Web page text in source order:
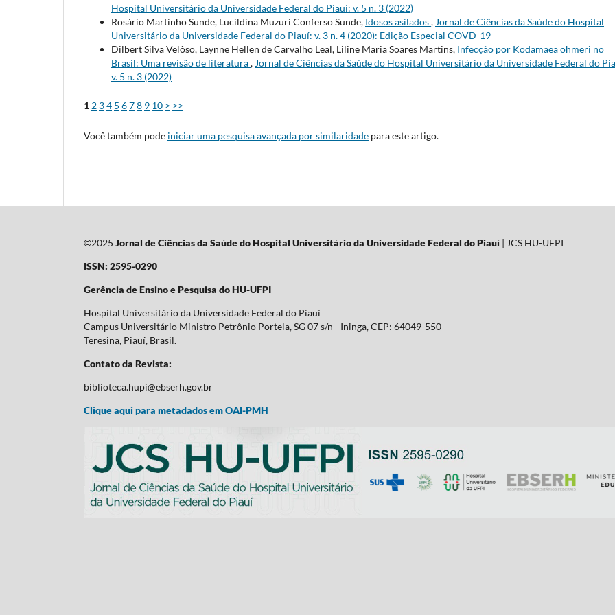
Hospital Universitário da Universidade Federal do Piauí: v. 5 n. 3 (2022)
Rosário Martinho Sunde, Lucildina Muzuri Conferso Sunde, Idosos asilados, Jornal de Ciências da Saúde do Hospital
Universitário da Universidade Federal do Piauí: v. 3 n. 4 (2020): Edição Especial COVD-19
Dilbert Silva Velôso, Laynne Hellen de Carvalho Leal, Liline Maria Soares Martins, Infecção por Kodamaea ohmeri no
Brasil: Uma revisão de literatura, Jornal de Ciências da Saúde do Hospital Universitário da Universidade Federal do
v. 5 n. 3 (2022)
1 2 34 5 678 9 10 > >>
Você também pode iniciar uma pesquisa avançada por similaridade para este artigo.
©2025 Jornal de Ciências da Saúde do Hospital Universitário da Universidade Federal do Piauí| JCS HU-UFPI
ISSN: 2595-0290
Gerência de Ensino e Pesquisa do HU-UFPI
Hospital Universitário da Universidade Federal do Piauí
Campus Universitário Ministro Petrônio Portela, SG 07 s/n - Ininga, CEP: 64049-550
Teresina, Piauí, Brasil.
Contato da Revista:
biblioteca.hupi@ebserh.gov.br
Clique aqui para metadados em OAI-PMH